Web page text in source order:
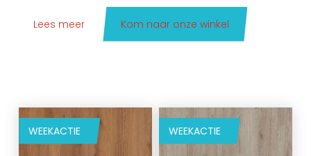
Lees meer Kom naar onze winkel
WEEKACTIE WEEKACTIE